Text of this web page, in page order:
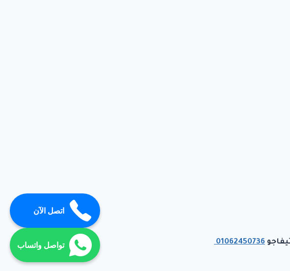
01062450736
اتصل الآن
تواصل واتساب